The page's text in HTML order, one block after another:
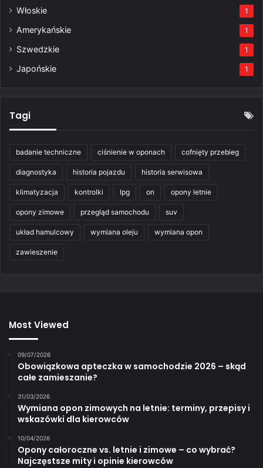
Włoskie 1
Amerykańskie 1
Szwedzkie 1
Japońskie 1
Tagi
badanie techniczne ciśnienie w oponach cofnięty przebieg
diagnostyka historia pojazdu historia serwisowa
klimatyzacja kontrolki lpg on opony letnie
opony zimowe przegląd samochodu suv
układ hamulcowy wymiana oleju wymiana opon
zawieszenie
Most Viewed
09/07/2026
Obowiązkowa apteczka w samochodzie 2026 – skąd
całe zamieszanie?
31/03/2026
Wymiana opon zimowych na letnie: terminy, przepisy i
wskazówki dla kierowców
10/04/2026
Opony całoroczne vs. letnie i zimowe – co wybrać?
Najczęstsze mity i opinie kierowców